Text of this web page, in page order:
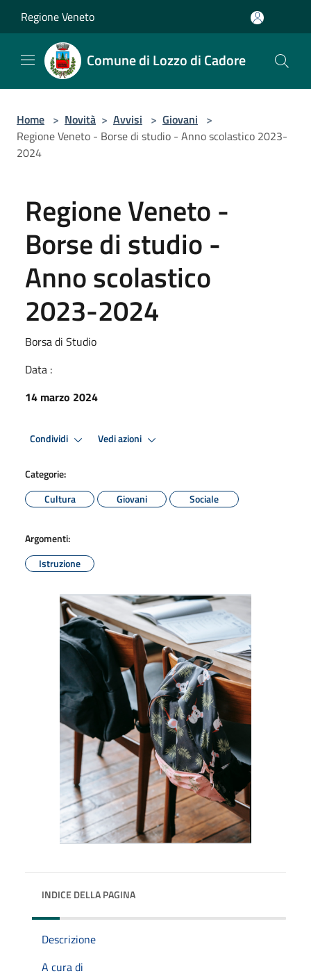
Regione Veneto
Comune di Lozzo di Cadore
Home > Novità > Avvisi > Giovani >
Regione Veneto - Borse di studio - Anno scolastico 2023-
2024
Regione Veneto -
Borse di studio -
Anno scolastico
2023-2024
Borsa di Studio
Data :
14 marzo 2024
Condividi Vedi azioni
Categorie:
Cultura
Giovani Sociale
Argomenti:
Istruzione
INDICE DELLA PAGINA
Descrizione
A cura di